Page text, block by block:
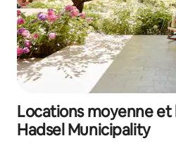
Locations moyenne
Hadsel Municipality